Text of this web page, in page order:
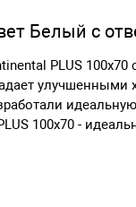
Белый с
PLUS
улучшенными
100х70 -